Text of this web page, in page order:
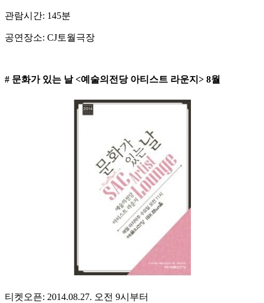
관람시간: 145분
공연장소: CJ토월극장
# 문화가 있는 날 <예술의전당 아티스트 라운지> 8월
티켓오픈: 2014.08.27. 오전 9시부터